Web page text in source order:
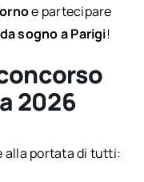
e partecipare
sogno a Parigi!
2026
alla portata di tutti: